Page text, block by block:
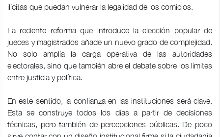
ilícitas que puedan vulnerar la legalidad de los comicios.
La reciente reforma que introduce la elección popular de
jueces y magistrados añade un nuevo grado de complejidad.
No solo amplía la carga operativa de las autoridades
electorales, sino que también abre el debate sobre los límites
entre justicia y política.
En este sentido, la confianza en las instituciones será clave.
Esta se construye todos los días a partir de decisiones
técnicas, pero también de percepciones públicas. De poco